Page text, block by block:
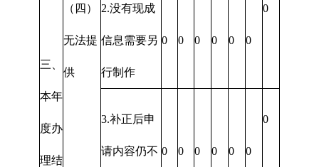
三、
本年
度办
理结
（四）
无法提
供
2.没有现成
信息需要另
行制作
0 0 0 0 0 0
0
3.补正后申
请内容仍不 0 0 0 0 0 0
0